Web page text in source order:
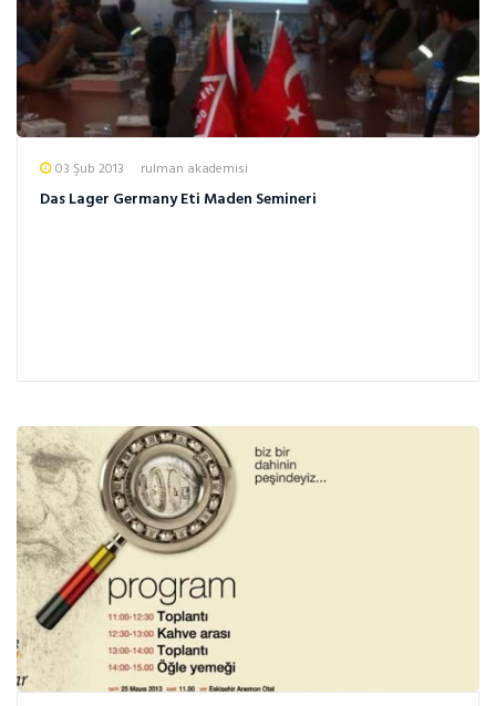
03 Şub 2013 rulman akademisi
Das Lager Germany Eti Maden Semineri